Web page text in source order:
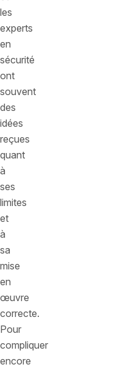
les
experts
en
sécurité
ont
souvent
des
idées
reçues
quant
à
ses
limites
et
à
sa
mise
en
œuvre
correcte.
Pour
compliquer
encore